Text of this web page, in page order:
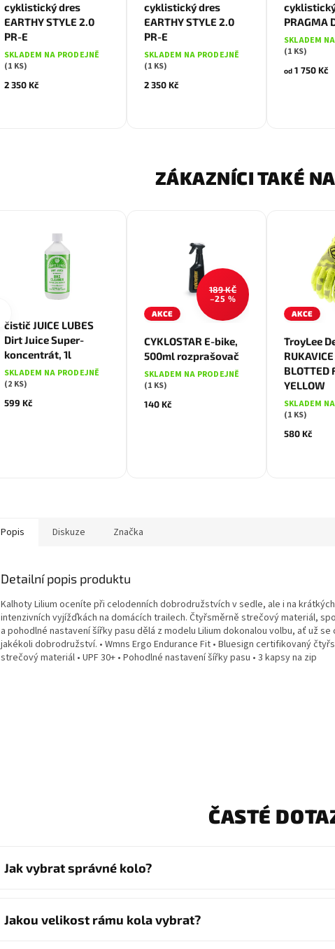
cyklistický dres
EARTHY STYLE 2.0
PR-E
SKLADEM NA PRODEJNĚ
(1 KS)
2 350 Kč
cyklistický dres
EARTHY STYLE 2.0
PR-E
SKLADEM NA PRODEJNĚ
(1 KS)
2 350 Kč
PRAGMA
SKLADEM
(1 KS)
od 1 750 Kč
ZÁKAZNÍCI TAKÉ
čistič JUICE LUBES
Dirt Juice Super-
koncentrát, 1l
SKLADEM NA PRODEJNĚ
(2 KS)
599 Kč
AKCE
189 KČ
–25 %
CYKLOSTAR E-bike,
500ml rozprašovač
SKLADEM NA PRODEJNĚ
(1 KS)
140 Kč
AKCE
TroyLee
BLOTTED
YELLOW
SKLADEM
(1 KS)
580 Kč
Popis Diskuze Značka
Detailní popis produktu
Kalhoty Lilium oceníte při celodenních dobrodružstvích v sedle, ale i na krátkých
intenzivních vyjížďkách na domácích trailech. Čtyřsměrně strečový materiál,
a pohodlné nastavení šířky pasu dělá z modelu Lilium dokonalou volbu, ať už se
jakékoli dobrodružství. • Wmns Ergo Endurance Fit • Bluesign certifikovaný
strečový materiál • UPF 30+ • Pohodlné nastavení šířky pasu • 3 kapsy na zip
ČASTÉ
Jak vybrat správné kolo?
Jakou velikost rámu kola vybrat?